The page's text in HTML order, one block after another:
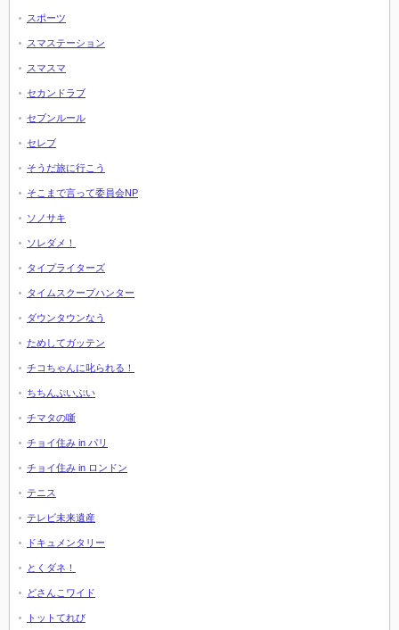
スポーツ
スマステーション
スマスマ
セカンドラブ
セブンルール
セレブ
そうだ旅に行こう
そこまで言って委員会NP
ソノサキ
ソレダメ！
タイプライターズ
タイムスクープハンター
ダウンタウンなう
ためしてガッテン
チコちゃんに叱られる！
ちちんぷいぷい
チマタの噺
チョイ住み in パリ
チョイ住み in ロンドン
テニス
テレビ未来遺産
ドキュメンタリー
とくダネ！
どさんこワイド
トットてれび